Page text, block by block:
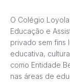
O Colégio
Educação e
privado sem fins
educativa,
como Entidade
nas áreas de